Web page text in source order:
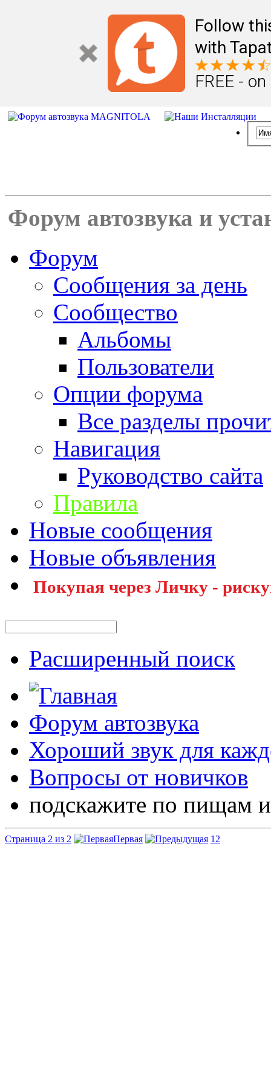
Follow
with
FREE -
Форум автозвука и
Форум
Сообщения за день
Сообщество
Альбомы
Пользователи
Опции форума
Все разделы
Навигация
Руководство сайта
Правила
Новые сообщения
Новые объявления
Покупая через Личку -
Расширенный поиск
Форум автозвука
Хороший звук для
Вопросы от новичков
подскажите по пищам
Страница 2 из 2 Первая 1 2